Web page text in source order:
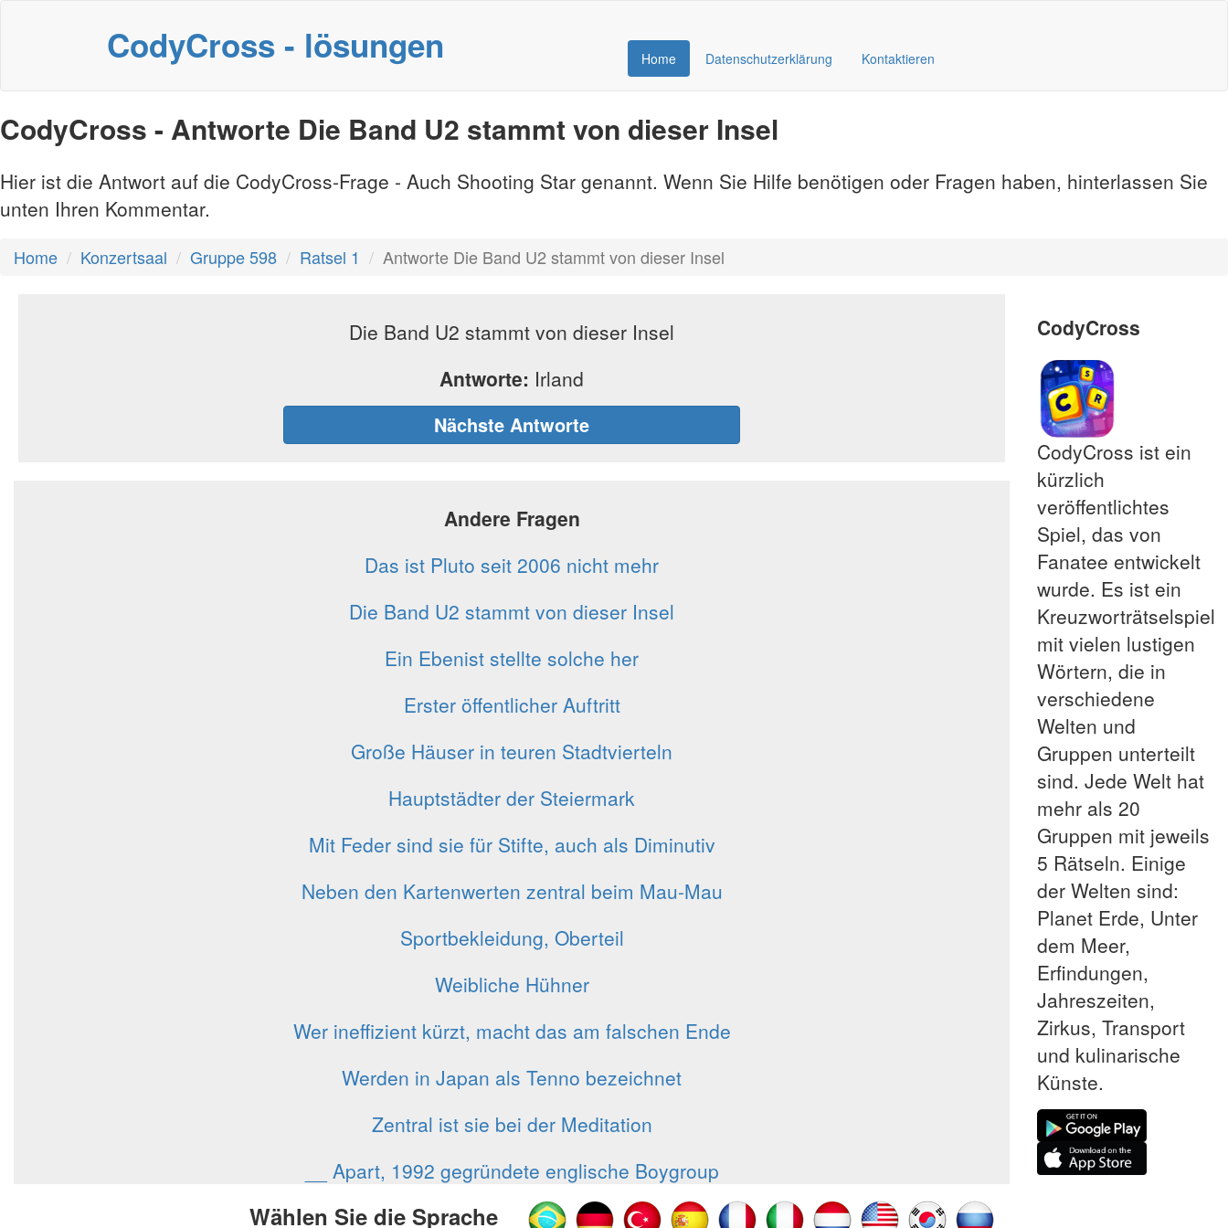
CodyCross - lösungen Home Datenschutzerklärung Kontaktieren
CodyCross - Antworte Die Band U2 stammt von dieser Insel
Hier ist die Antwort auf die CodyCross-Frage - Auch Shooting Star genannt. Wenn Sie Hilfe benötigen oder Fragen haben, hinterlassen Sie
unten Ihren Kommentar.
Home Konzertsaal Gruppe 598 Ratsel 1 Antworte Die Band U2 stammt von dieser Insel
Die Band U2 stammt von dieser Insel
Antworte: Irland
Nächste Antworte
Andere Fragen
Das ist Pluto seit 2006 nicht mehr
Die Band U2 stammt von dieser Insel
Ein Ebenist stellte solche her
Erster öffentlicher Auftritt
Große Häuser in teuren Stadtvierteln
Hauptstädter der Steiermark
Mit Feder sind sie für Stifte, auch als Diminutiv
Neben den Kartenwerten zentral beim Mau-Mau
Sportbekleidung, Oberteil
Weibliche Hühner
Wer ineffizient kürzt, macht das am falschen Ende
Werden in Japan als Tenno bezeichnet
Zentral ist sie bei der Meditation
__ Apart, 1992 gegründete englische Boygroup
CodyCross
CodyCross ist ein
kürzlich
veröffentlichtes
Spiel, das von
Fanatee entwickelt
wurde. Es ist ein
Kreuzworträtselspiel
mit vielen lustigen
Wörtern, die in
verschiedene
Welten und
Gruppen unterteilt
sind. Jede Welt hat
mehr als 20
Gruppen mit jeweils
5 Rätseln. Einige
der Welten sind:
Planet Erde, Unter
dem Meer,
Erfindungen,
Jahreszeiten,
Zirkus, Transport
und kulinarische
Künste.
Wählen Sie die Sprache